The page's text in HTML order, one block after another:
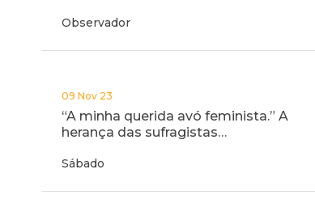
Observador
09 Nov 23
“A minha querida avó feminista.” A
herança das sufragistas…
Sábado